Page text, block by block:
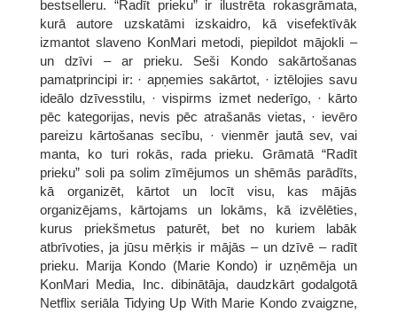
bestselleru. “Radīt prieku” ir ilustrēta rokasgrāmata,
kurā autore uzskatāmi izskaidro, kā visefektīvāk
izmantot slaveno KonMari metodi, piepildot mājokli –
un dzīvi – ar prieku. Seši Kondo sakārtošanas
pamatprincipi ir: · apņemies sakārtot, · iztēlojies savu
ideālo dzīvesstilu, · vispirms izmet nederīgo, · kārto
pēc kategorijas, nevis pēc atrašanās vietas, · ievēro
pareizu kārtošanas secību, · vienmēr jautā sev, vai
manta, ko turi rokās, rada prieku. Grāmatā “Radīt
prieku” soli pa solim zīmējumos un shēmās parādīts,
kā organizēt, kārtot un locīt visu, kas mājās
organizējams, kārtojams un lokāms, kā izvēlēties,
kurus priekšmetus paturēt, bet no kuriem labāk
atbrīvoties, ja jūsu mērķis ir mājās – un dzīvē – radīt
prieku. Marija Kondo (Marie Kondo) ir uzņēmēja un
KonMari Media, Inc. dibinātāja, daudzkārt godalgotā
Netflix seriāla Tidying Up With Marie Kondo zvaigzne,